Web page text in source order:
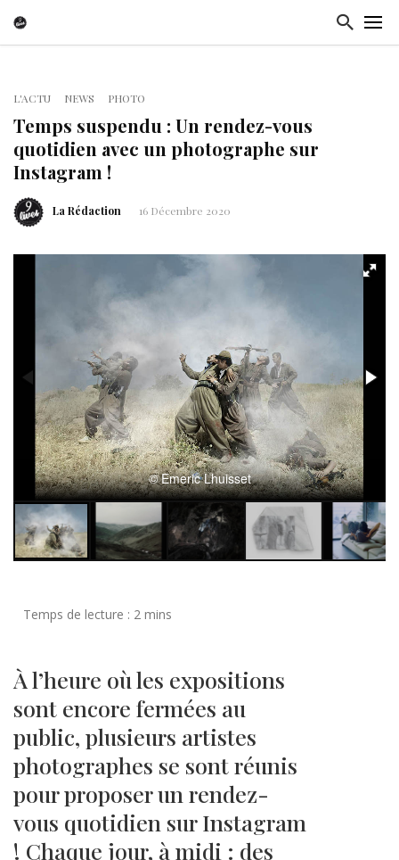
L'ACTU NEWS PHOTO
Temps suspendu : Un rendez-vous
quotidien avec un photographe sur
Instagram !
La Rédaction 16 Décembre 2020
© Emeric Lhuisset
À l’heure où les expositions
sont encore fermées au
public, plusieurs artistes
photographes se sont réunis
pour proposer un rendez-
vous quotidien sur Instagram
! Chaque jour, à midi : des